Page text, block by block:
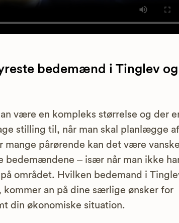
bedemænd i Tinglev og
være en kompleks størrelse og der
stilling til, når man skal planlægge
mange pårørende kan det være
bedemændene – især når man ikke
området. Hvilken bedemand i
kommer an på dine særlige ønsker for
din økonomiske situation.